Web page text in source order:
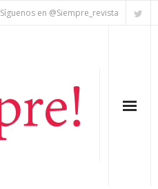
Síguenos en @Siempre_revista